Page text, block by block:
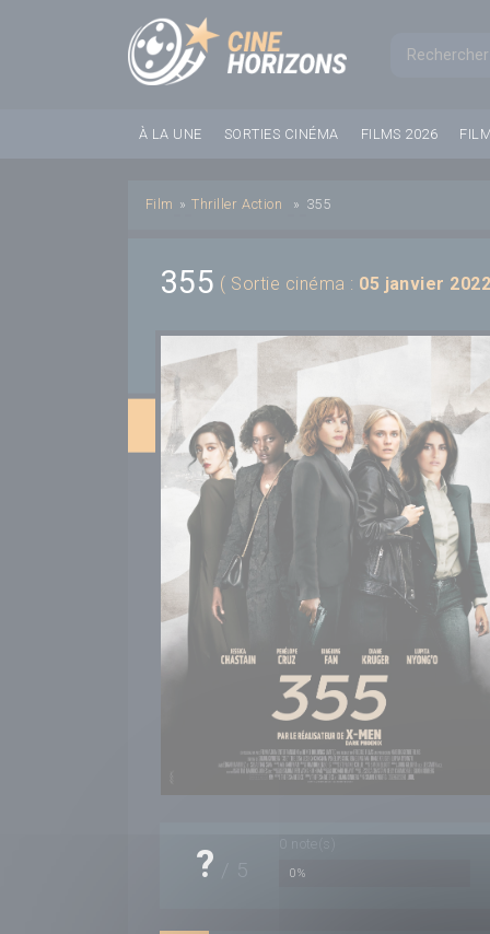
À LA UNE SORTIES CINÉMA FILMS 2026
Film » Thriller Action » 355
355 ( Sortie cinéma : 05 janvier
? 5 0%
Panneau de gestion des cookies